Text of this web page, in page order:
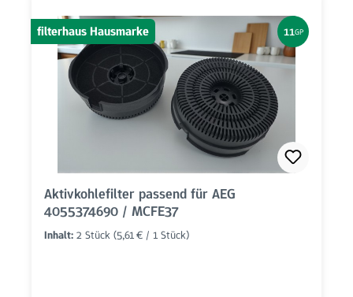
filterhaus Hausmarke 11GP
Aktivkohlefilter passend für AEG
4055374690 / MCFE37
Inhalt: 2 Stück (5,61 € / 1 Stück)